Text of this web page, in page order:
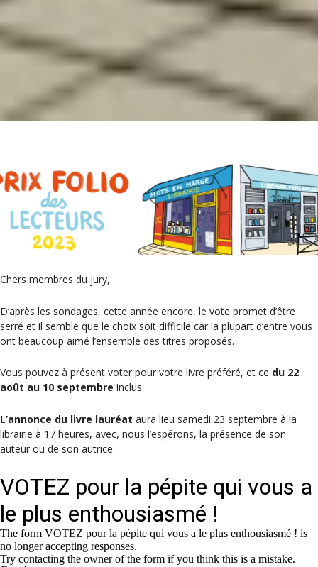
Chers membres du jury,
D’après les sondages, cette année encore, le vote promet d’être
serré et il semble que le choix soit difficile car la plupart d’entre vous
ont beaucoup aimé l’ensemble des titres proposés.
Vous pouvez à présent voter pour votre livre préféré, et ce du 22
août au 10 septembre inclus.
L’annonce du livre lauréat aura lieu samedi 23 septembre à la
librairie à 17 heures, avec, nous l’espérons, la présence de son
auteur ou de son autrice.